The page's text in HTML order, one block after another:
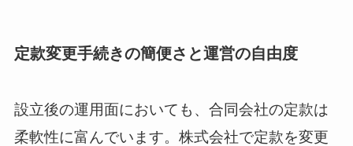
定款変更手続きの簡便さと運営の自由度
設立後の運用面においても、合同会社の定款は
柔軟性に富んでいます。株式会社で定款を変更